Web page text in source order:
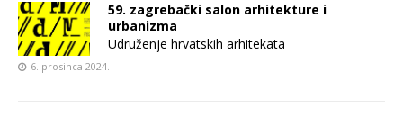
59. zagrebački salon arhitekture i
urbanizma
Udruženje hrvatskih arhitekata
6. prosinca 2024.